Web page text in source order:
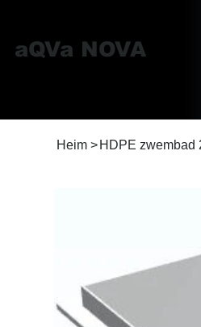
aQVa NOVA
Heim > HDPE zwembad